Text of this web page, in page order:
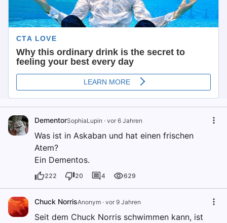
DementorSophiaLupin · vor 6 Jahren
Was ist in Askaban und hat einen frischen
Atem?
Ein Dementos.
222 20 4 629
Chuck NorrisAnonym · vor 9 Jahren
Seit dem Chuck Norris schwimmen kann, ist